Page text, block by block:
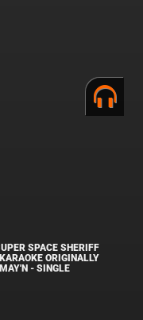
SPACE SHERIFF
ORIGINALLY
- SINGLE